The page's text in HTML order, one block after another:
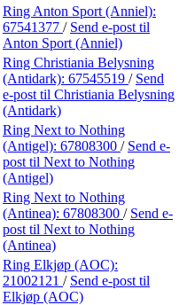
Ring Anton Sport (Anniel):
67541377 / Send e-post til
Anton Sport (Anniel)
Ring Christiania Belysning
(Antidark): 67545519 / Send
e-post til Christiania Belysning
(Antidark)
Ring Next to Nothing
(Antigel): 67808300 / Send e-
post til Next to Nothing
(Antigel)
Ring Next to Nothing
(Antinea): 67808300 / Send e-
post til Next to Nothing
(Antinea)
Ring Elkjøp (AOC):
21002121 / Send e-post til
Elkjøp (AOC)